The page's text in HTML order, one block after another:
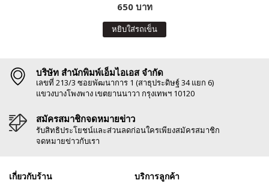
650 บาท
หยิบใส่รถเข็น
บริษัท สำนักพิมพ์เอ็มไอเอส จำกัด
เลขที่ 213/3 ซอยพัฒนาการ 1 (สาธุประดิษฐ์ 34 แยก 6)
แขวงบางโพงพาง เขตยานนาวา กรุงเทพฯ 10120
สมัครสมาชิกจดหมายข่าว
รับสิทธิประโยชน์และส่วนลดก่อนใครเพียงสมัครสมาชิก
จดหมายข่าวกับเรา
เกี่ยวกับร้าน บริการลูกค้า